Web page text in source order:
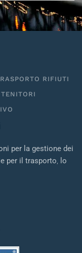
RIFIUTI
per la gestione dei
per il trasporto, lo